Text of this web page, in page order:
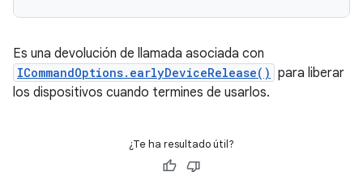
Es una devolución de llamada asociada con
ICommandOptions.earlyDeviceRelease() para liberar
los dispositivos cuando termines de usarlos.
¿Te ha resultado útil?